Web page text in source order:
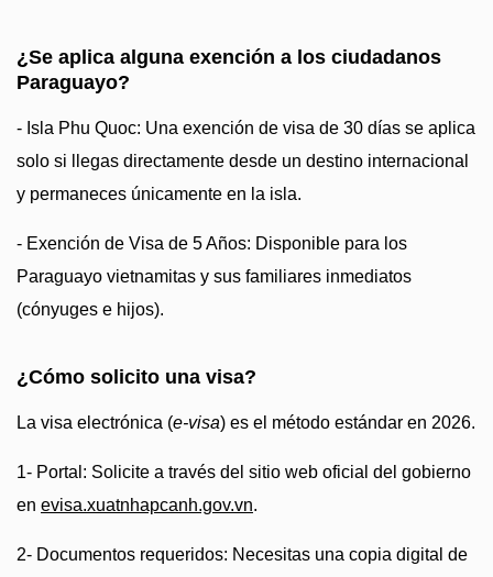
¿Se aplica alguna exención a los ciudadanos
Paraguayo?
- Isla Phu Quoc: Una exención de visa de 30 días se aplica
solo si llegas directamente desde un destino internacional
y permaneces únicamente en la isla.
- Exención de Visa de 5 Años: Disponible para los
Paraguayo vietnamitas y sus familiares inmediatos
(cónyuges e hijos).
¿Cómo solicito una visa?
La visa electrónica (e-visa) es el método estándar en 2026.
1- Portal: Solicite a través del sitio web oficial del gobierno
en evisa.xuatnhapcanh.gov.vn.
2- Documentos requeridos: Necesitas una copia digital de